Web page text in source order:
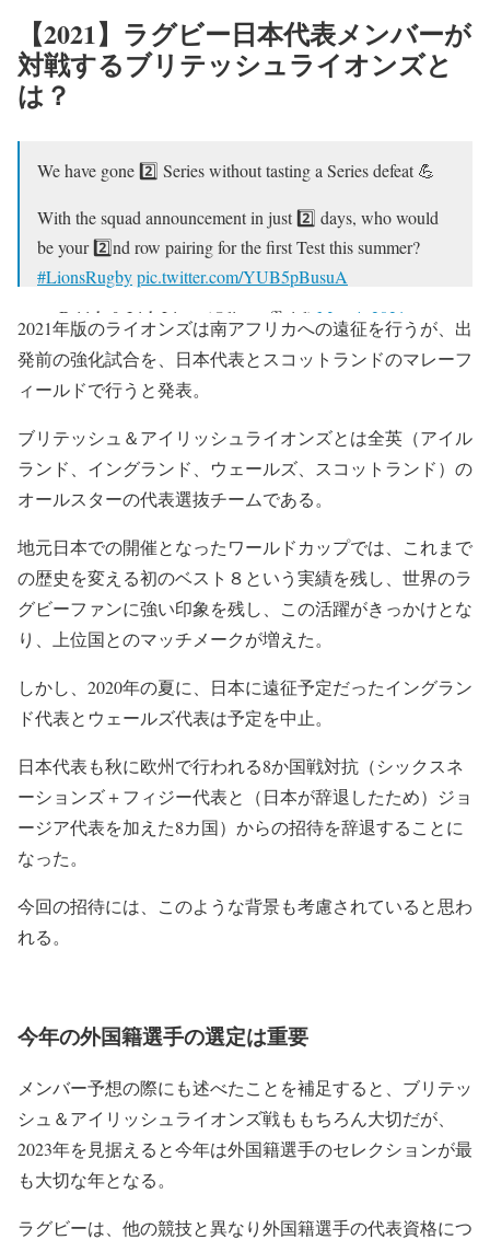
【2021】ラグビー日本代表メンバーが
対戦するブリテッシュライオンズと
は？
We have gone 2️⃣ Series without tasting a Series defeat 💪
With the squad announcement in just 2️⃣ days, who would
be your 2️⃣nd row pairing for the first Test this summer?
#LionsRugbypic.twitter.com/YUB5pBusuA
— British & Irish Lions (@lionsofficial) May 4, 2021
2021年版のライオンズは南アフリカへの遠征を行うが、出
発前の強化試合を、日本代表とスコットランドのマレーフ
ィールドで行うと発表。
ブリテッシュ＆アイリッシュライオンズとは全英（アイル
ランド、イングランド、ウェールズ、スコットランド）の
オールスターの代表選抜チームである。
地元日本での開催となったワールドカップでは、これまで
の歴史を変える初のベスト８という実績を残し、世界のラ
グビーファンに強い印象を残し、この活躍がきっかけとな
り、上位国とのマッチメークが増えた。
しかし、2020年の夏に、日本に遠征予定だったイングラン
ド代表とウェールズ代表は予定を中止。
日本代表も秋に欧州で行われる8か国戦対抗（シックスネ
ーションズ＋フィジー代表と（日本が辞退したため）ジョ
ージア代表を加えた8カ国）からの招待を辞退することに
なった。
今回の招待には、このような背景も考慮されていると思わ
れる。
今年の外国籍選手の選定は重要
メンバー予想の際にも述べたことを補足すると、ブリテッ
シュ＆アイリッシュライオンズ戦ももちろん大切だが、
2023年を見据えると今年は外国籍選手のセレクションが最
も大切な年となる。
ラグビーは、他の競技と異なり外国籍選手の代表資格につ